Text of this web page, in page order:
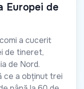
Europei de
a cucerit
de tineret,
de Nord.
ce a obținut trei